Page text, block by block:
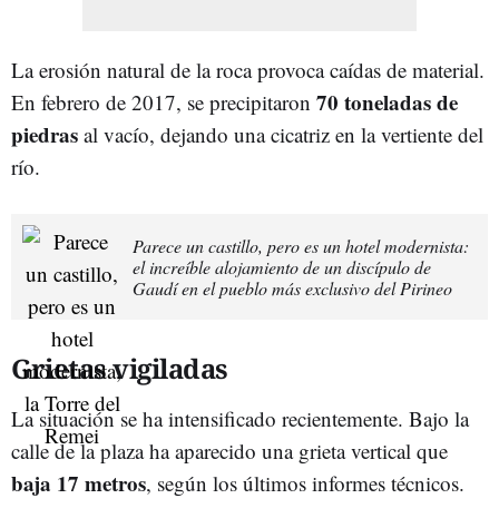
La erosión natural de la roca provoca caídas de material.
En febrero de 2017, se precipitaron 70 toneladas de
piedras al vacío, dejando una cicatriz en la vertiente del
río.
Parece un castillo, pero es un hotel modernista:
el increíble alojamiento de un discípulo de
Gaudí en el pueblo más exclusivo del Pirineo
Grietas vigiladas
La situación se ha intensificado recientemente. Bajo la
calle de la plaza ha aparecido una grieta vertical que
baja 17 metros, según los últimos informes técnicos.